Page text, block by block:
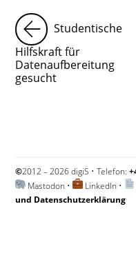
Studentische
Hilfskraft für
Datenaufbereitung
gesucht
©2012 – 2026 digiS • Telefon:
Mastodon • LinkedIn •
und Datenschutzerklärung